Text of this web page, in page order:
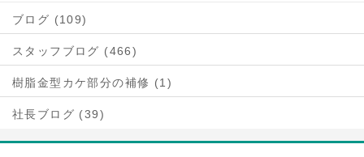
ブログ (109)
スタッフブログ (466)
樹脂金型カケ部分の補修 (1)
社長ブログ (39)